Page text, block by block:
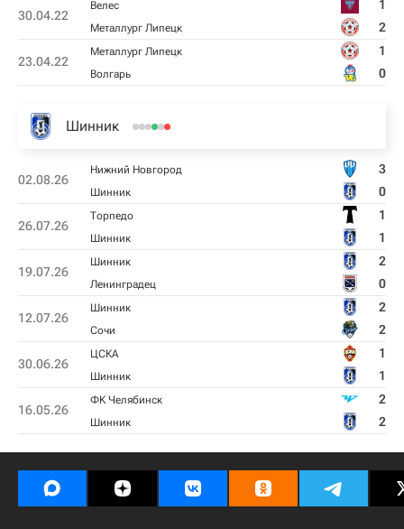
30.04.22
Велес 1
Металлург Липецк 2
23.04.22
Металлург Липецк 1
Волгарь 0
Шинник
02.08.26
Нижний Новгород 3
Шинник 0
26.07.26
Торпедо 1
Шинник 1
19.07.26
Шинник 2
Ленинградец 0
12.07.26
Шинник 2
Сочи 2
30.06.26
ЦСКА 1
Шинник 1
16.05.26
ФK Челябинск 2
Шинник 2